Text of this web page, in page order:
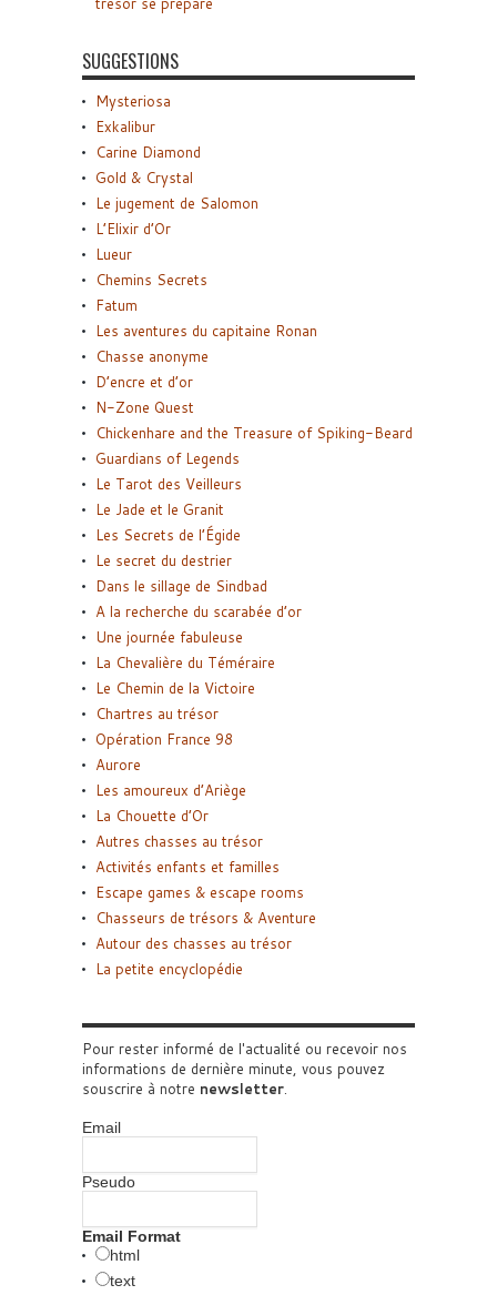
SUGGESTIONS
Mysteriosa
Exkalibur
Carine Diamond
Gold & Crystal
Le jugement de Salomon
L’Elixir d’Or
Lueur
Chemins Secrets
Fatum
Les aventures du capitaine Ronan
Chasse anonyme
D’encre et d’or
N-Zone Quest
Chickenhare and the Treasure of Spiking-Beard
Guardians of Legends
Le Tarot des Veilleurs
Le Jade et le Granit
Les Secrets de l’Égide
Le secret du destrier
Dans le sillage de Sindbad
A la recherche du scarabée d’or
Une journée fabuleuse
La Chevalière du Téméraire
Le Chemin de la Victoire
Chartres au trésor
Opération France 98
Aurore
Les amoureux d’Ariège
La Chouette d’Or
Autres chasses au trésor
Activités enfants et familles
Escape games & escape rooms
Chasseurs de trésors & Aventure
Autour des chasses au trésor
La petite encyclopédie
Pour rester informé de l'actualité ou recevoir nos
informations de dernière minute, vous pouvez
souscrire à notre newsletter.
Email
Pseudo
Email Format
html
text